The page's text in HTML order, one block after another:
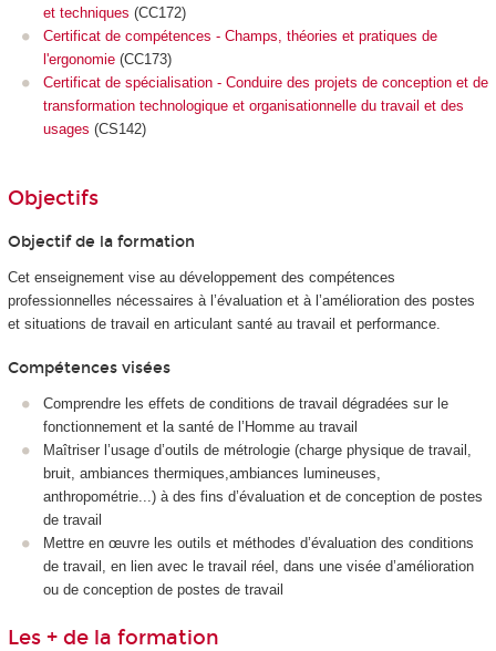
et techniques (CC172)
Certificat de compétences - Champs, théories et pratiques de
l'ergonomie (CC173)
Certificat de spécialisation - Conduire des projets de conception et de
transformation technologique et organisationnelle du travail et des
usages (CS142)
Objectifs
Objectif de la formation
Cet enseignement vise au développement des compétences
professionnelles nécessaires à l’évaluation et à l’amélioration des postes
et situations de travail en articulant santé au travail et performance.
Compétences visées
Comprendre les effets de conditions de travail dégradées sur le
fonctionnement et la santé de l’Homme au travail
Maîtriser l’usage d’outils de métrologie (charge physique de travail,
bruit, ambiances thermiques,ambiances lumineuses,
anthropométrie...) à des fins d’évaluation et de conception de postes
de travail
Mettre en œuvre les outils et méthodes d’évaluation des conditions
de travail, en lien avec le travail réel, dans une visée d’amélioration
ou de conception de postes de travail
Les + de la formation